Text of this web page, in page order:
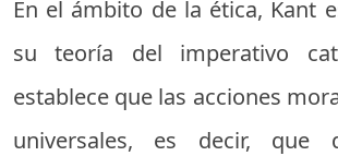
En el ámbito de la ética, Kant
su teoría del imperativo
establece que las acciones
universales, es decir, que